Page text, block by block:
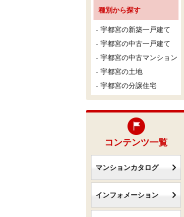
種別から探す
宇都宮の新築一戸建て
宇都宮の中古一戸建て
宇都宮の中古マンション
宇都宮の土地
宇都宮の分譲住宅
コンテンツ一覧
マンションカタログ
インフォメーション